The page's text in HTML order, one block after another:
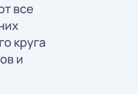
все
круга
и